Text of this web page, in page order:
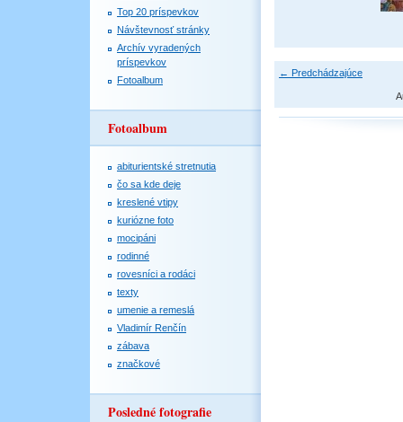
Top 20 príspevkov
Návštevnosť stránky
Archív vyradených
príspevkov
Fotoalbum
Fotoalbum
abiturientské stretnutia
čo sa kde deje
kreslené vtipy
kuriózne foto
mocipáni
rodinné
rovesníci a rodáci
texty
umenie a remeslá
Vladimír Renčín
zábava
značkové
Posledné fotografie
← Predchádzajúce